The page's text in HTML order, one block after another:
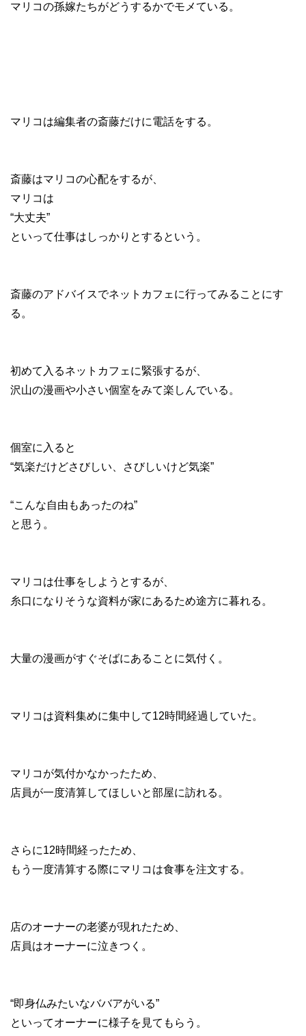
マリコの孫嫁たちがどうするかでモメている。
マリコは編集者の斎藤だけに電話をする。
斎藤はマリコの心配をするが、
マリコは
“大丈夫”
といって仕事はしっかりとするという。
斎藤のアドバイスでネットカフェに行ってみることにす
る。
初めて入るネットカフェに緊張するが、
沢山の漫画や小さい個室をみて楽しんでいる。
個室に入ると
“気楽だけどさびしい、さびしいけど気楽”
“こんな自由もあったのね”
と思う。
マリコは仕事をしようとするが、
糸口になりそうな資料が家にあるため途方に暮れる。
大量の漫画がすぐそばにあることに気付く。
マリコは資料集めに集中して12時間経過していた。
マリコが気付かなかったため、
店員が一度清算してほしいと部屋に訪れる。
さらに12時間経ったため、
もう一度清算する際にマリコは食事を注文する。
店のオーナーの老婆が現れたため、
店員はオーナーに泣きつく。
“即身仏みたいなババアがいる”
といってオーナーに様子を見てもらう。